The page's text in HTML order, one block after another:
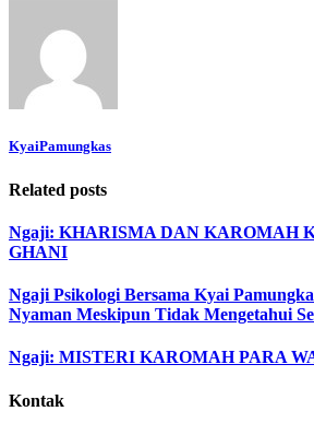
KyaiPamungkas
Related posts
Ngaji: KHARISMA DAN KAROMAH
GHANI
Ngaji Psikologi Bersama Kyai
Nyaman Meskipun Tidak Mengetahui
Ngaji: MISTERI KAROMAH PARA
Kontak